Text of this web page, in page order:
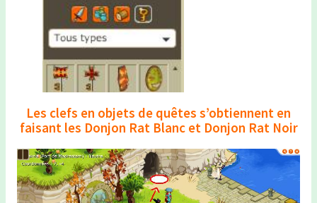
Les clefs en objets de quêtes s’obtiennent en
faisant les Donjon Rat Blanc et Donjon Rat Noir